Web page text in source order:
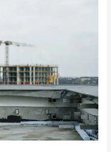
שלכם